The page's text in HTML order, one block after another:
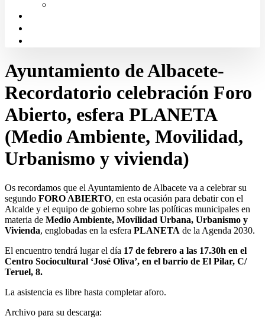
Ayuntamiento de Albacete-
Recordatorio celebración Foro
Abierto, esfera PLANETA
(Medio Ambiente, Movilidad,
Urbanismo y vivienda)
Os recordamos que el Ayuntamiento de Albacete va a celebrar su
segundo FORO ABIERTO, en esta ocasión para debatir con el
Alcalde y el equipo de gobierno sobre las políticas municipales en
materia de Medio Ambiente, Movilidad Urbana, Urbanismo y
Vivienda, englobadas en la esfera PLANETA de la Agenda 2030.
El encuentro tendrá lugar el día 17 de febrero a las 17.30h en el
Centro Sociocultural ‘José Oliva’, en el barrio de El Pilar, C/
Teruel, 8.
La asistencia es libre hasta completar aforo.
Archivo para su descarga: